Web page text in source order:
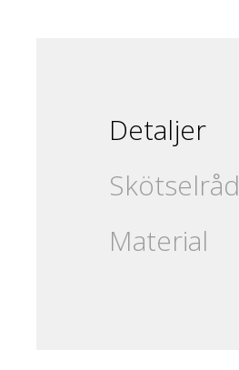
Detaljer
Skötselråd
Material